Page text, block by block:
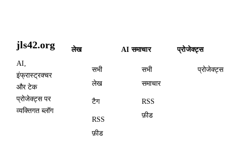
jls42.org
AI,
इंफ्रास्ट्रक्चर
और टेक
प्रोजेक्ट्स पर
व्यक्तिगत ब्लॉग
लेख
सभी
लेख
टैग
RSS
फ़ीड
AI समाचार
सभी
समाचार
RSS
फ़ीड
प्रोजेक्ट्स
प्रोजेक्ट्स